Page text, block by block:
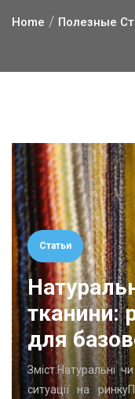
Home Полезные
Статьи
тканини:
для
Зміст:Натуральні
ситуації на